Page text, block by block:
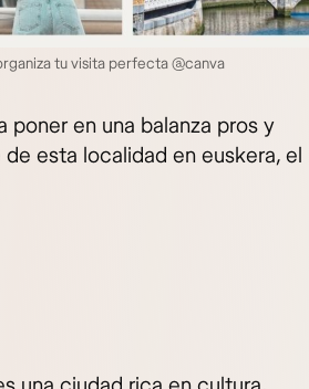
tu visita perfecta @canva
poner en una balanza pros y
esta localidad en euskera, el